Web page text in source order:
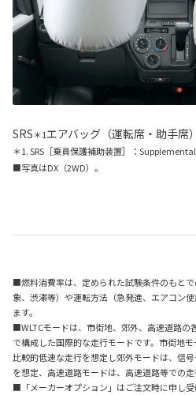
SRS＊1エアバッグ（運転席・助手席）
＊1. SRS［乗員保護補助装置］：
■写真はDX（2WD）。
■燃料消費率は、定められた試験条件のもと
象、渋滞等）や運転方法（急発進、エアコン
ます。
■WLTCモードは、市街地、郊外、高速道路の
で構成した国際的な走行モードです。市街地
比較的低速な走行を想定し郊外モードは、信
を想定、高速道路モードは、高速道路等での走
■「メーカーオプション」はご注文時に申し